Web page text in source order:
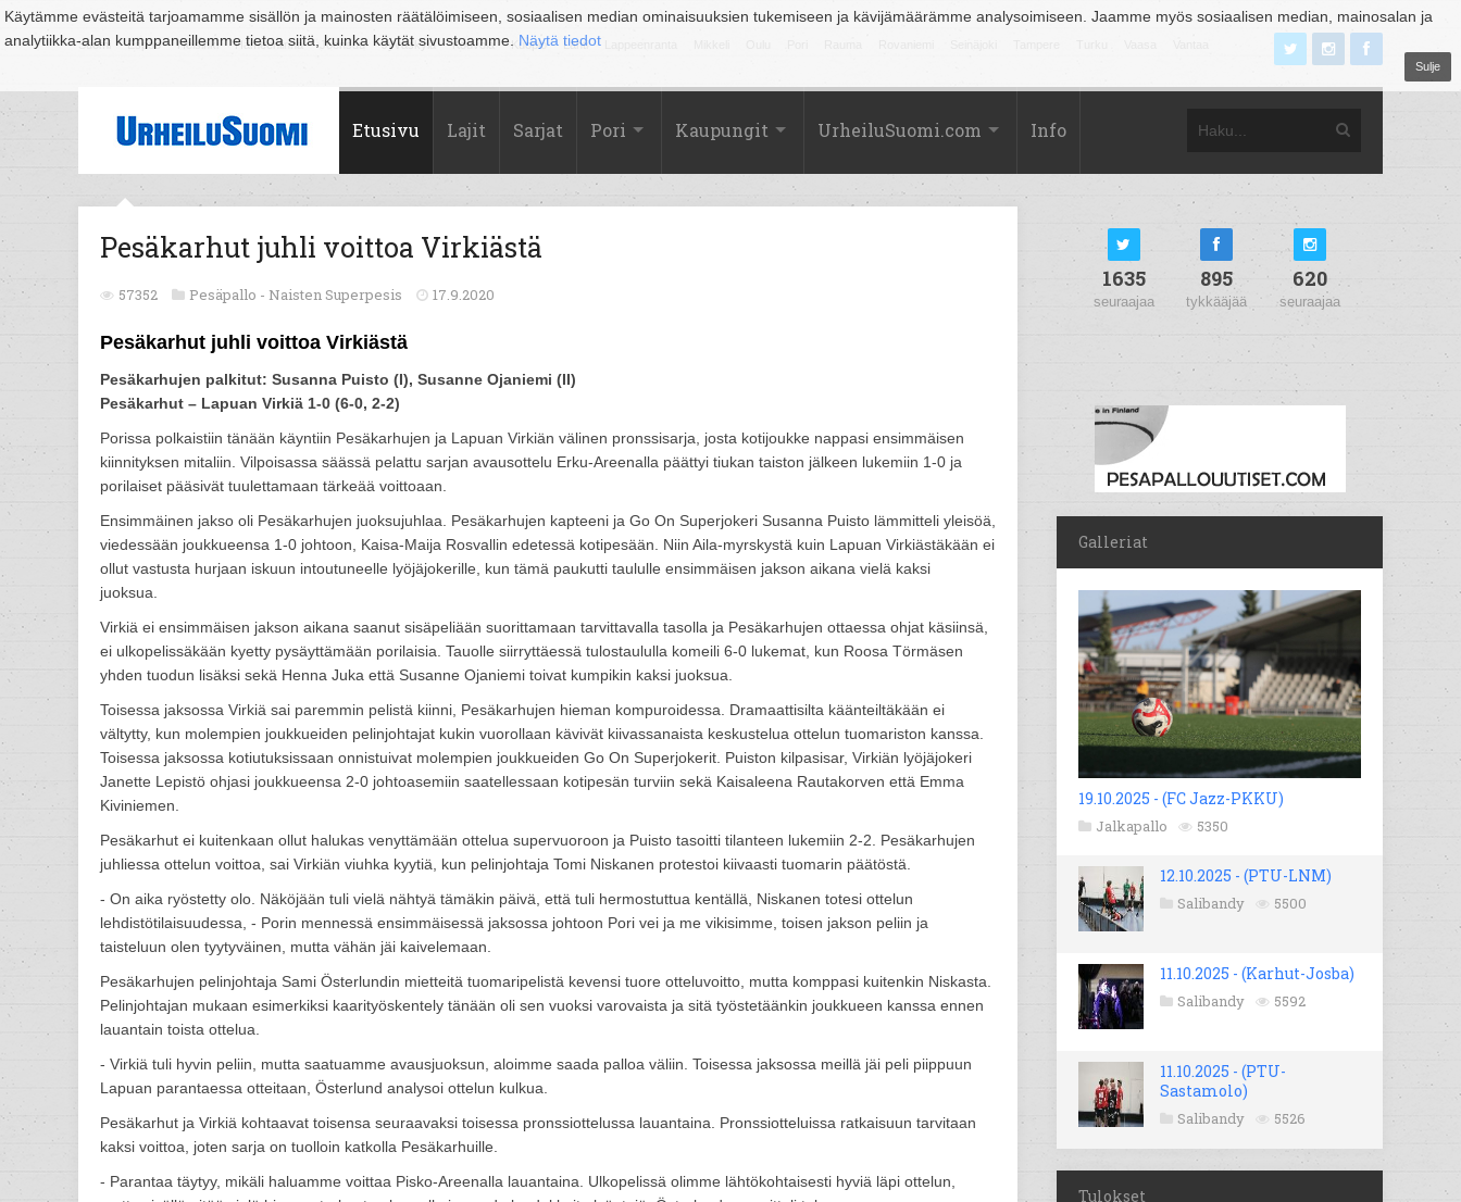
Käytämme evästeitä tarjoamamme sisällön ja mainosten räätälöimiseen, sosiaalisen median ominaisuuksien tukemiseen ja kävijämäärämme analysoimiseen. Jaamme myös sosiaalisen median, mainosalan ja
analytiikka-alan kumppaneillemme tietoa siitä, kuinka käytät sivustoamme. Näytä tiedot
Sulje
Suomi Espoo Helsinki Hämeenlinna Joensuu Jyväskylä Kouvola Kuopio Lahti
Etusivu Lajit Sarjat Pori Kaupungit UrheiluSuomi.com Info
Pesäkarhut juhli voittoa Virkiästä
57352 Pesäpallo - Naisten Superpesis 17.9.2020
Pesäkarhut juhli voittoa Virkiästä
Pesäkarhujen palkitut: Susanna Puisto (I), Susanne Ojaniemi (II)
Pesäkarhut – Lapuan Virkiä 1-0 (6-0, 2-2)
Porissa polkaistiin tänään käyntiin Pesäkarhujen ja Lapuan Virkiän välinen pronssisarja, josta kotijoukke nappasi ensimmäisen
kiinnityksen mitaliin. Vilpoisassa säässä pelattu sarjan avausottelu Erku-Areenalla päättyi tiukan taiston jälkeen lukemiin 1-0 ja
porilaiset pääsivät tuulettamaan tärkeää voittoaan.
Ensimmäinen jakso oli Pesäkarhujen juoksujuhlaa. Pesäkarhujen kapteeni ja Go On Superjokeri Susanna Puisto lämmitteli yleisöä,
viedessään joukkueensa 1-0 johtoon, Kaisa-Maija Rosvallin edetessä kotipesään. Niin Aila-myrskystä kuin Lapuan Virkiästäkään ei
ollut vastusta hurjaan iskuun intoutuneelle lyöjäjokerille, kun tämä paukutti taululle ensimmäisen jakson aikana vielä kaksi
juoksua.
Virkiä ei ensimmäisen jakson aikana saanut sisäpeliään suorittamaan tarvittavalla tasolla ja Pesäkarhujen ottaessa ohjat käsiinsä,
ei ulkopelissäkään kyetty pysäyttämään porilaisia. Tauolle siirryttäessä tulostaululla komeili 6-0 lukemat, kun Roosa Törmäsen
yhden tuodun lisäksi sekä Henna Juka että Susanne Ojaniemi toivat kumpikin kaksi juoksua.
Toisessa jaksossa Virkiä sai paremmin pelistä kiinni, Pesäkarhujen hieman kompuroidessa. Dramaattisilta käänteiltäkään ei
vältytty, kun molempien joukkueiden pelinjohtajat kukin vuorollaan kävivät kiivassanaista keskustelua ottelun tuomariston kanssa.
Toisessa jaksossa kotiutuksissaan onnistuivat molempien joukkueiden Go On Superjokerit. Puiston kilpasisar, Virkiän lyöjäjokeri
Janette Lepistö ohjasi joukkueensa 2-0 johtoasemiin saatellessaan kotipesän turviin sekä Kaisaleena Rautakorven että Emma
Kiviniemen.
Pesäkarhut ei kuitenkaan ollut halukas venyttämään ottelua supervuoroon ja Puisto tasoitti tilanteen lukemiin 2-2. Pesäkarhujen
juhliessa ottelun voittoa, sai Virkiän viuhka kyytiä, kun pelinjohtaja Tomi Niskanen protestoi kiivaasti tuomarin päätöstä.
- On aika ryöstetty olo. Näköjään tuli vielä nähtyä tämäkin päivä, että tuli hermostuttua kentällä, Niskanen totesi ottelun
lehdistötilaisuudessa, - Porin mennessä ensimmäisessä jaksossa johtoon Pori vei ja me vikisimme, toisen jakson peliin ja
taisteluun olen tyytyväinen, mutta vähän jäi kaivelemaan.
Pesäkarhujen pelinjohtaja Sami Österlundin mietteitä tuomaripelistä kevensi tuore otteluvoitto, mutta komppasi kuitenkin Niskasta.
Pelinjohtajan mukaan esimerkiksi kaarityöskentely tänään oli sen vuoksi varovaista ja sitä työstetäänkin joukkueen kanssa ennen
lauantain toista ottelua.
- Virkiä tuli hyvin peliin, mutta saatuamme avausjuoksun, aloimme saada palloa väliin. Toisessa jaksossa meillä jäi peli piippuun
Lapuan parantaessa otteitaan, Österlund analysoi ottelun kulkua.
Pesäkarhut ja Virkiä kohtaavat toisensa seuraavaksi toisessa pronssiottelussa lauantaina. Pronssiotteluissa ratkaisuun tarvitaan
kaksi voittoa, joten sarja on tuolloin katkolla Pesäkarhuille.
- Parantaa täytyy, mikäli haluamme voittaa Pisko-Areenalla lauantaina. Ulkopelissä olimme lähtökohtaisesti hyviä läpi ottelun,
1635
seuraajaa
895
tykkääjää
620
seuraajaa
Galleriat
19.10.2025 - (FC Jazz-PKKU)
Jalkapallo 5350
12.10.2025 - (PTU-LNM)
Salibandy 5500
11.10.2025 - (Karhut-Josba)
Salibandy 5592
11.10.2025 - (PTU-
Sastamolo)
Salibandy 5526
Tulokset